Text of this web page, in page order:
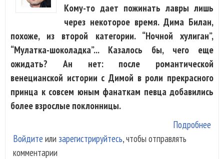
Кому-то дает пожинать лавры лишь
через некоторое время. Дима Билан,
похоже, из второй категории. “Ночной хулиган”,
“Мулатка-шоколадка”... Казалось бы, чего еще
ожидать? Ан нет: после романтической
венецианской истории с Димой в роли прекрасного
принца к совсем юным фанаткам певца добавились
более взрослые поклонницы.
Подробнее
Войдите или зарегистрируйтесь, чтобы отправлять
комментарии